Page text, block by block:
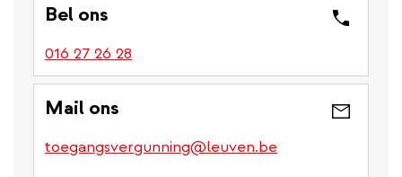
Bel ons
016 27 26 28
Mail ons
toegangsvergunning@leuven.be